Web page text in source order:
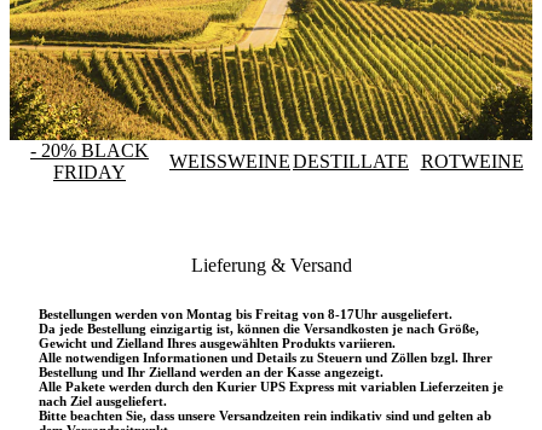
- 20% BLACK
FRIDAY
WEISSWEINEDESTILLATE ROTWEINE
Lieferung & Versand
Bestellungen werden von Montag bis Freitag von 8-17Uhr ausgeliefert.
Da jede Bestellung einzigartig ist, können die Versandkosten je nach Größe,
Gewicht und Zielland Ihres ausgewählten Produkts variieren.
Alle notwendigen Informationen und Details zu Steuern und Zöllen bzgl. Ihrer
Bestellung und Ihr Zielland werden an der Kasse angezeigt.
Alle Pakete werden durch den Kurier UPS Express mit variablen Lieferzeiten je
nach Ziel ausgeliefert.
Bitte beachten Sie, dass unsere Versandzeiten rein indikativ sind und gelten ab